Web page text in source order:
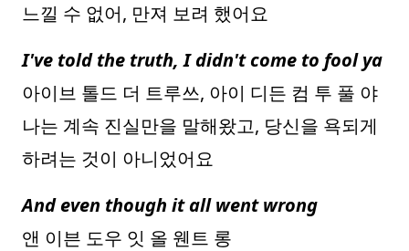
느낄 수 없어, 만져 보려 했어요
I've told the truth, I didn't come to fool ya
아이브 톨드 더 트루쓰, 아이 디든 컴 투 풀 야
나는 계속 진실만을 말해왔고, 당신을 욕되게
하려는 것이 아니었어요
And even though it all went wrong
앤 이븐 도우 잇 올 웬트 롱